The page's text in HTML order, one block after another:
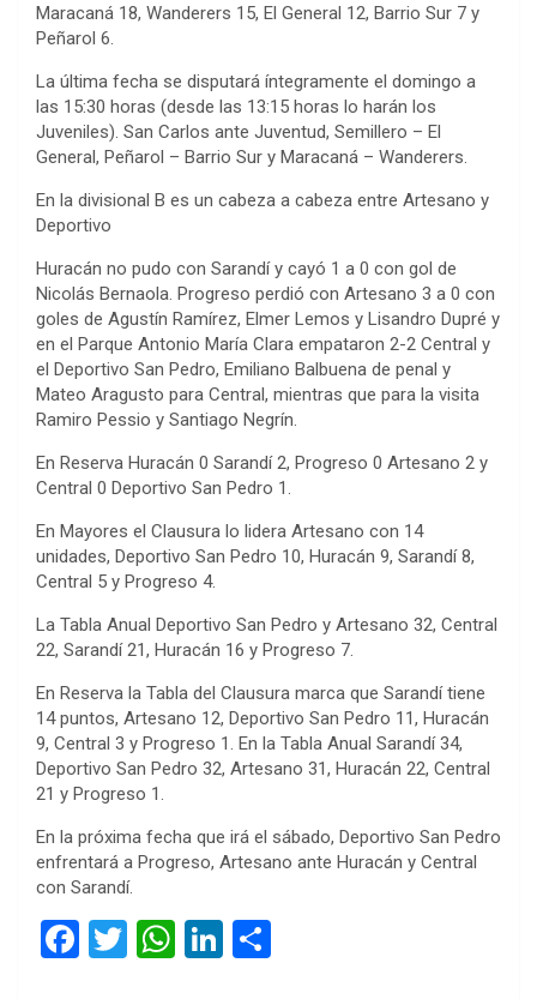
Maracaná 18, Wanderers 15, El General 12, Barrio Sur 7 y
Peñarol 6.
La última fecha se disputará íntegramente el domingo a
las 15:30 horas (desde las 13:15 horas lo harán los
Juveniles). San Carlos ante Juventud, Semillero – El
General, Peñarol – Barrio Sur y Maracaná – Wanderers.
En la divisional B es un cabeza a cabeza entre Artesano y
Deportivo
Huracán no pudo con Sarandí y cayó 1 a 0 con gol de
Nicolás Bernaola. Progreso perdió con Artesano 3 a 0 con
goles de Agustín Ramírez, Elmer Lemos y Lisandro Dupré y
en el Parque Antonio María Clara empataron 2-2 Central y
el Deportivo San Pedro, Emiliano Balbuena de penal y
Mateo Aragusto para Central, mientras que para la visita
Ramiro Pessio y Santiago Negrín.
En Reserva Huracán 0 Sarandí 2, Progreso 0 Artesano 2 y
Central 0 Deportivo San Pedro 1.
En Mayores el Clausura lo lidera Artesano con 14
unidades, Deportivo San Pedro 10, Huracán 9, Sarandí 8,
Central 5 y Progreso 4.
La Tabla Anual Deportivo San Pedro y Artesano 32, Central
22, Sarandí 21, Huracán 16 y Progreso 7.
En Reserva la Tabla del Clausura marca que Sarandí tiene
14 puntos, Artesano 12, Deportivo San Pedro 11, Huracán
9, Central 3 y Progreso 1. En la Tabla Anual Sarandí 34,
Deportivo San Pedro 32, Artesano 31, Huracán 22, Central
21 y Progreso 1.
En la próxima fecha que irá el sábado, Deportivo San Pedro
enfrentará a Progreso, Artesano ante Huracán y Central
con Sarandí.
F
T
W Li